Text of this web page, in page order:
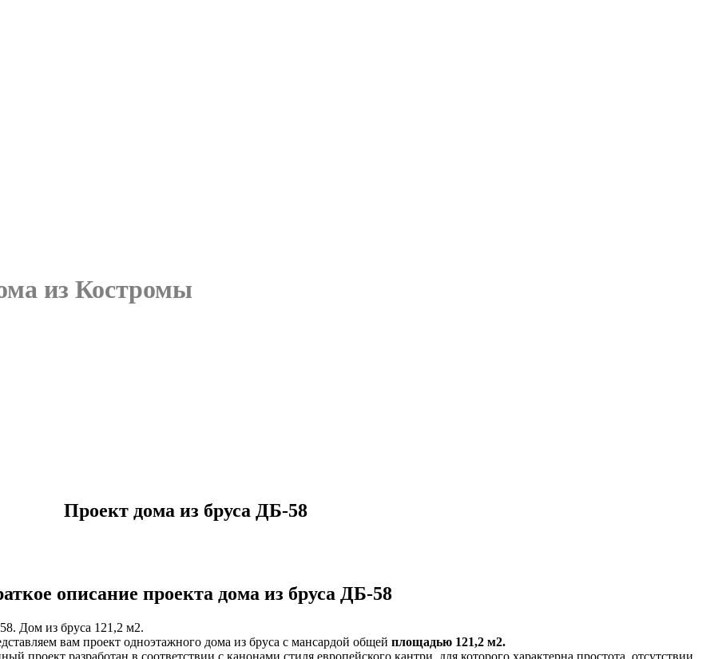
из Костромы
Проект дома из бруса ДБ-58
описание проекта дома из бруса ДБ-58
Дом из бруса 121,2 м2.
вам проект одноэтажного дома из бруса с мансардой общей площадью 121,2 м2.
проект разработан в соответствии с канонами стиля европейского кантри, для которого характерна простота, отсутствии